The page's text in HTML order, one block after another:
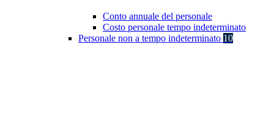
Conto annuale del personale
Costo personale tempo indeterminato
Personale non a tempo indeterminato 10